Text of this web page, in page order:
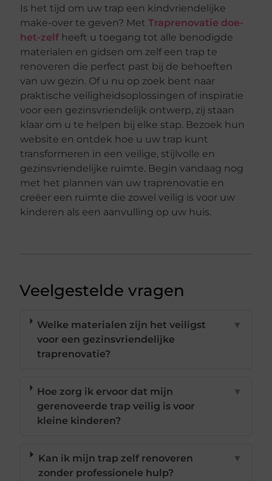
Is het tijd om uw trap een kindvriendelijke
make-over te geven? MetTraprenovatie doe-
het-zelf heeft u toegang tot alle benodigde
materialen en gidsen om zelf een trap te
renoveren die perfect past bij de behoeften
van uw gezin. Of u nu op zoek bent naar
praktische veiligheidsoplossingen of inspiratie
voor een gezinsvriendelijk ontwerp, zij staan
klaar om u te helpen bij elke stap. Bezoek hun
website en ontdek hoe u uw trap kunt
transformeren in een veilige, stijlvolle en
gezinsvriendelijke ruimte. Begin vandaag nog
met het plannen van uw traprenovatie en
creëer een ruimte die zowel veilig is voor uw
kinderen als een aanvulling op uw huis.
Veelgestelde vragen
Welke materialen zijn het veiligst
voor een gezinsvriendelijke
traprenovatie?
▼
Hoe zorg ik ervoor dat mijn
gerenoveerde trap veilig is voor
kleine kinderen?
▼
Kan ik mijn trap zelf renoveren
zonder professionele hulp?
▼